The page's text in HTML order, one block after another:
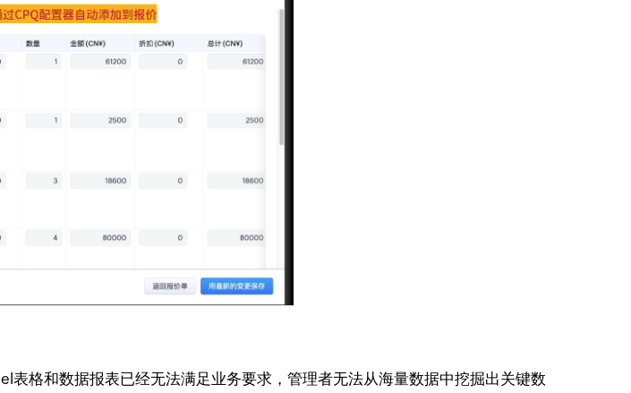
格和数据报表已经无法满足业务要求，管理者无法从海量数据中挖掘出关键数